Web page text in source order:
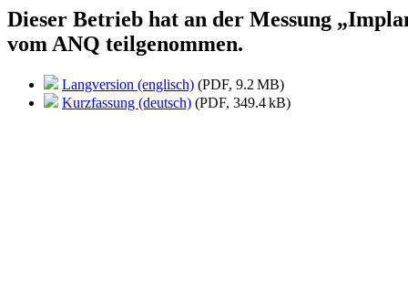
Dieser Betrieb hat an der Messung
vom ANQ teilgenommen.
Langversion (englisch) (PDF, 9.2 MB)
Kurzfassung (deutsch) (PDF, 349.4 kB)